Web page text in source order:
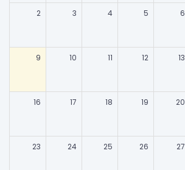
2 3 4 5 6
9 10 11 12 13
16 17 18 19 20
23 24 25 26 27